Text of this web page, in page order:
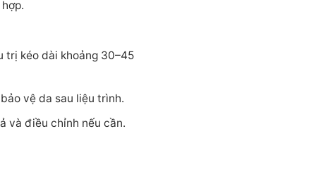
trị kéo dài khoảng 30–45
vệ da sau liệu trình.
và điều chỉnh nếu cần.